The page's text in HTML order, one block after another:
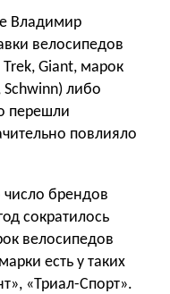
Владимир
велосипедов
Trek, Giant, марок
Schwinn) либо
перешли
повлияло
число брендов
сократилось
велосипедов
есть у таких
«Триал-Спорт».